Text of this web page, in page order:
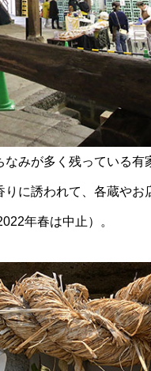
core
ましま
【
ティサ
みが多く残っている有
に誘われて、各蔵やお
年春は中止）。